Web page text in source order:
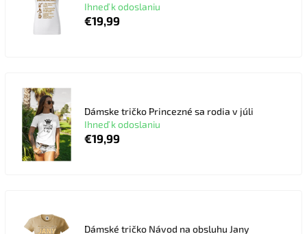
Ihneď k odoslaniu
€19,99
Dámske tričko Princezné sa rodia v júli
Ihneď k odoslaniu
€19,99
Dámské tričko Návod na obsluhu Jany